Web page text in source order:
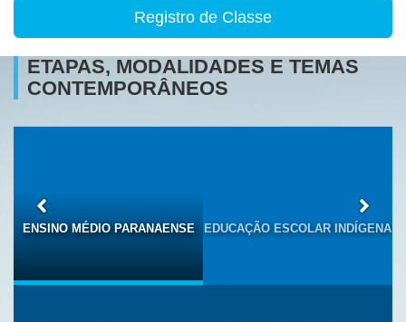
Registro de Classe
ETAPAS, MODALIDADES E TEMAS
CONTEMPORÂNEOS
ENSINO MÉDIO PARANAENSE
EDUCAÇÃO ESCOLAR INDÍGENA